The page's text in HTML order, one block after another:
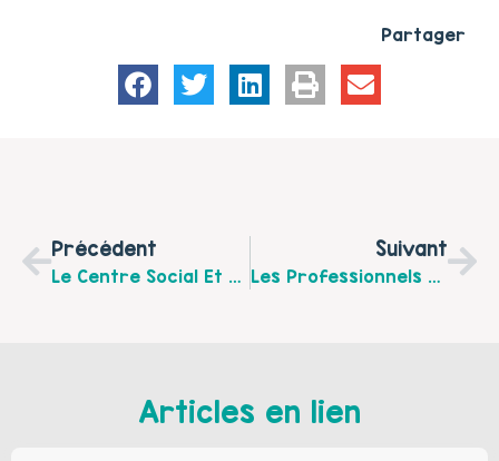
Partager
Précédent
Le Centre Social Et Culturel De St-Omer Vous Propose Une Sortie Famille Le 25 Novembre 2017 !
Suivant
Les Professionnels Du Réseau Parentalité 62 De L’Audomarois Vous Invitent À Un Ciné-Débat Autour De L’Adolescence Le 23 Novembre 2017
Articles en lien